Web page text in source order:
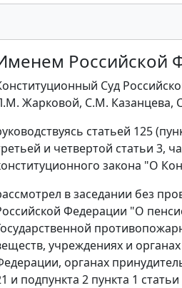
Российской
Суд
Жарковой, С.М. Казанцева,
статьей 125
и четвертой статьи 3,
закона "О
в заседании без
Федерации "О
учреждениях и
органах
и подпункта 2 пункта 1